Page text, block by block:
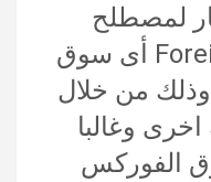
لمصطلح
أى سوق
وذلك من خلال
وغالبا
الفوركس